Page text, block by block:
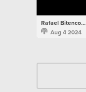
Rafael Bitencourt
Aug 4 2024